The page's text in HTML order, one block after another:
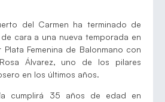
del Carmen ha terminado de
cara a una nueva temporada en
Femenina de Balonmano con
Álvarez, uno de los pilares
en los últimos años.
cumplirá 35 años de edad en